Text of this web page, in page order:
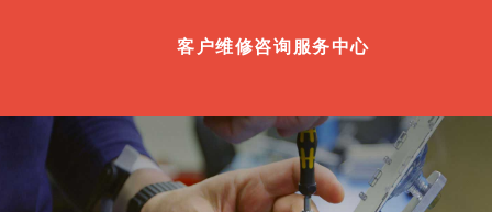
客户维修咨询服务中心